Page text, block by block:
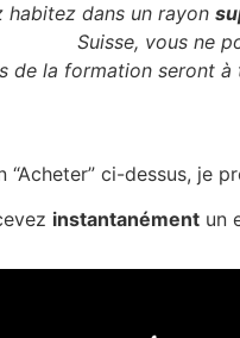
habitez dans un rayon
Suisse, vous ne
de la formation seront à
“Acheter” ci-dessus, je
instantanément un